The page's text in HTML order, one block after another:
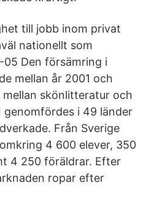
till jobb inom privat
nationellt som
05 Den försämring i
mellan år 2001 och
skönlitteratur och
genomfördes i 49 länder
Från Sverige
4 600 elever, 350
4 250 föräldrar. Efter
ropar efter